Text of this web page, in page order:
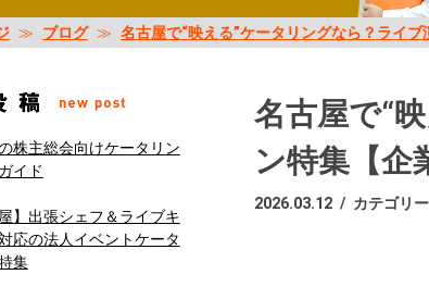
≫ ブログ≫ 名古屋で“映える”ケータリングなら？ライ
名古屋で“
ン特集【企
2026.03.12 / カテゴリー
株主総会向けケータリン
イド
屋】出張シェフ＆ライブキ
応の法人イベントケータ
集